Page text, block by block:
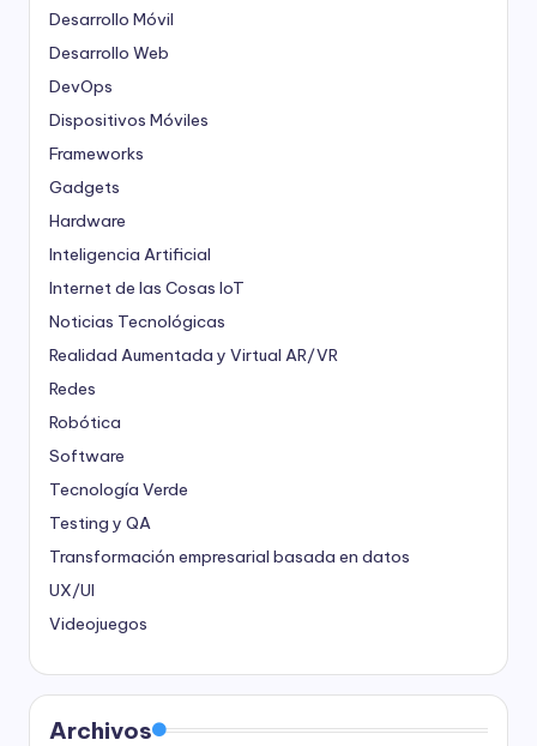
Desarrollo Móvil
Desarrollo Web
DevOps
Dispositivos Móviles
Frameworks
Gadgets
Hardware
Inteligencia Artificial
Internet de las Cosas IoT
Noticias Tecnológicas
Realidad Aumentada y Virtual AR/VR
Redes
Robótica
Software
Tecnología Verde
Testing y QA
Transformación empresarial basada en datos
UX/UI
Videojuegos
Archivos